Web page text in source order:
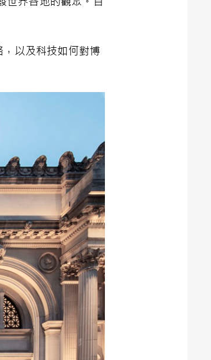
以及科技如何對博